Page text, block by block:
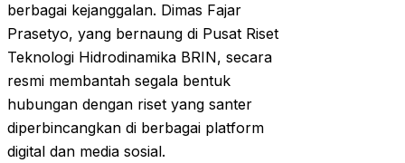
berbagai kejanggalan. Dimas Fajar
Prasetyo, yang bernaung di Pusat Riset
Teknologi Hidrodinamika BRIN, secara
resmi membantah segala bentuk
hubungan dengan riset yang santer
diperbincangkan di berbagai platform
digital dan media sosial.